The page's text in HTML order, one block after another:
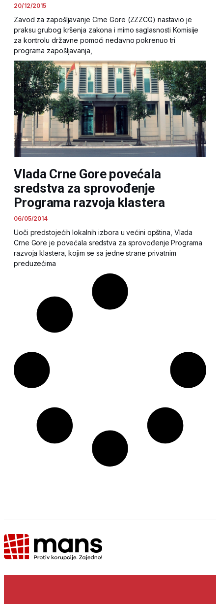
20/12/2015
Zavod za zapošljavanje Crne Gore (ZZZCG) nastavio je
praksu grubog kršenja zakona i mimo saglasnosti Komisije
za kontrolu državne pomoći nedavno pokrenuo tri
programa zapošljavanja,
Vlada Crne Gore povećala
sredstva za sprovođenje
Programa razvoja klastera
06/05/2014
Uoči predstojećih lokalnih izbora u većini opština, Vlada
Crne Gore je povećala sredstva za sprovođenje Programa
razvoja klastera, kojim se sa jedne strane privatnim
preduzećima